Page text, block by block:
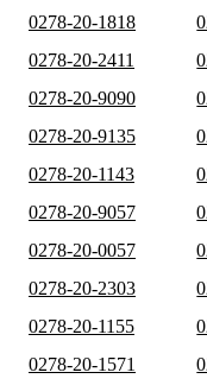
0278-20-1818
0278-20-2411
0278-20-9090
0278-20-9135
0278-20-1143
0278-20-9057
0278-20-0057
0278-20-2303
0278-20-1155
0278-20-1571